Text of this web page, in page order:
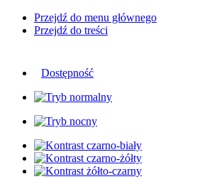
Przejdź do menu głównego
Przejdź do treści
Dostępność